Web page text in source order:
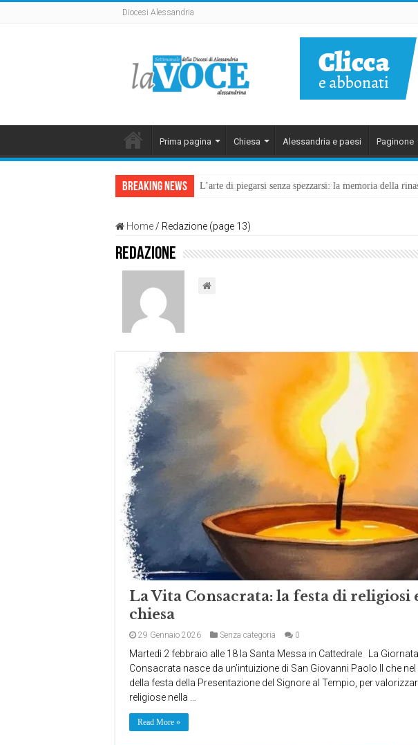
Diocesi Alessandria
Prima pagina Chiesa Alessandria e paesi Paginone
Breaking News L’arte di piegarsi senza spezzarsi: la memoria della
Home / Redazione (page 13)
Redazione
La Vita Consacrata: la festa di religiosi
chiesa
29 Gennaio 2026 Senza categoria 0
Martedì 2 febbraio alle 18 la Santa Messa in Cattedrale La
Consacrata nasce da un’intuizione di San Giovanni Paolo II che
della festa della Presentazione del Signore al Tempio, per
religiose nella …
Read More »